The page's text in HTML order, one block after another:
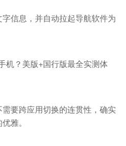
信息，并自动拉起导航软件为
要跨应用切换的连贯性，确实
雅。